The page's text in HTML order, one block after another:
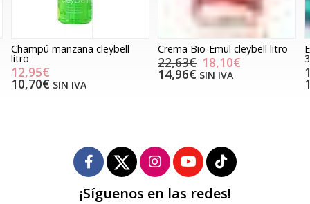
Champú manzana cleybell
litro
12,95€
10,70€ SIN IVA
Crema Bio-Emul cleybell litro
22,63€ 18,10€
14,96€ SIN IVA
¡Síguenos en las redes!